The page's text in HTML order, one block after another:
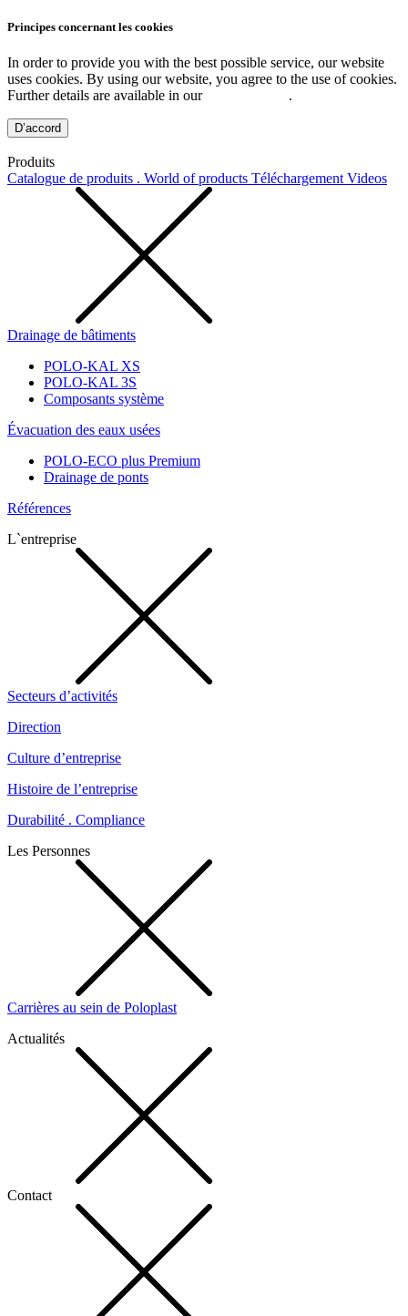
Principes concernant les cookies
In order to provide you with the best possible service, our website
uses cookies. By using our website, you agree to the use of cookies.
Further details are available in our
.
D’accord
Produits
Catalogue de produits . World of products Téléchargement Videos
Drainage de bâtiments
POLO-KAL XS
POLO-KAL 3S
Composants système
Évacuation des eaux usées
POLO-ECO plus Premium
Drainage de ponts
Références
L`entreprise
Secteurs d’activités
Direction
Culture d’entreprise
Histoire de l’entreprise
Durabilité . Compliance
Les Personnes
Carrières au sein de Poloplast
Actualités
Contact